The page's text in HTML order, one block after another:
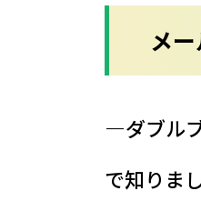
メ
―ダブル
で知りま